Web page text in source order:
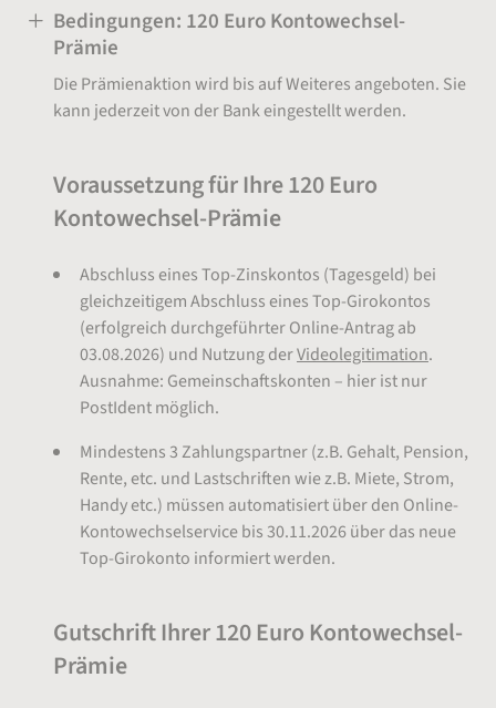
Bedingungen: 120 Euro Kontowechsel-
Prämie
Die Prämienaktion wird bis auf Weiteres angeboten. Sie
kann jederzeit von der Bank eingestellt werden.
Voraussetzung für Ihre 120 Euro
Kontowechsel-Prämie
Abschluss eines Top-Zinskontos (Tagesgeld) bei
gleichzeitigem Abschluss eines Top-Girokontos
(erfolgreich durchgeführter Online-Antrag ab
03.08.2026) und Nutzung derVideolegitimation.
Ausnahme: Gemeinschaftskonten – hier ist nur
PostIdent möglich.
Mindestens 3 Zahlungspartner (z.B. Gehalt, Pension,
Rente, etc. und Lastschriften wie z.B. Miete, Strom,
Handy etc.) müssen automatisiert über den Online-
Kontowechselservice bis 30.11.2026 über das neue
Top-Girokonto informiert werden.
Gutschrift Ihrer 120 Euro Kontowechsel-
Prämie